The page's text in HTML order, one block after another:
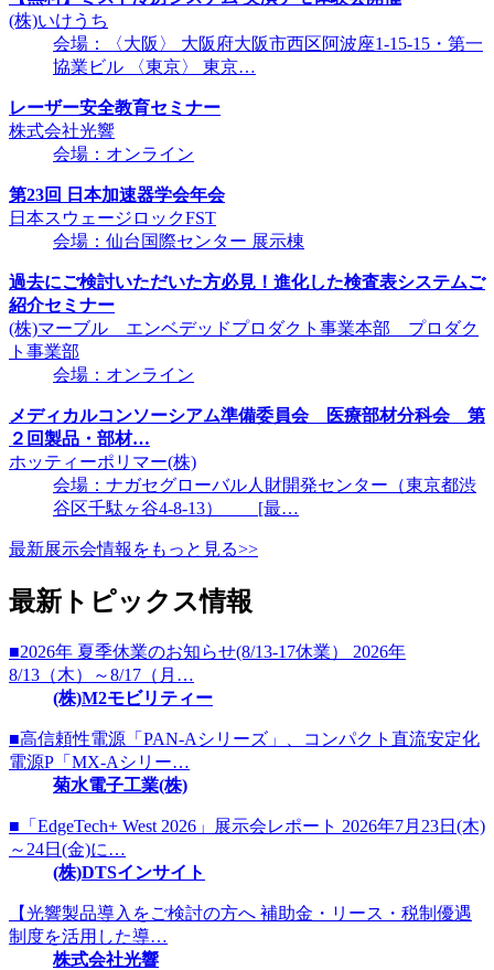
(株)いけうち
会場：〈大阪〉 大阪府大阪市西区阿波座1-15-15・第一
協業ビル 〈東京〉 東京…
レーザー安全教育セミナー
株式会社光響
会場：オンライン
第23回 日本加速器学会年会
日本スウェージロックFST
会場：仙台国際センター 展示棟
過去にご検討いただいた方必見！進化した検査表システムご
紹介セミナー
(株)マーブル エンベデッドプロダクト事業本部 プロダク
ト事業部
会場：オンライン
メディカルコンソーシアム準備委員会 医療部材分科会 第
２回製品・部材…
ホッティーポリマー(株)
会場：ナガセグローバル人財開発センター（東京都渋
谷区千駄ヶ谷4-8-13） [最…
最新展示会情報をもっと見る>>
最新トピックス情報
■2026年 夏季休業のお知らせ(8/13-17休業） 2026年
8/13（木）～8/17（月…
(株)M2モビリティー
■高信頼性電源「PAN-Aシリーズ」、コンパクト直流安定化
電源P「MX-Aシリー…
菊水電子工業(株)
■「EdgeTech+ West 2026」展示会レポート 2026年7月23日(木)
～24日(金)に…
(株)DTSインサイト
【光響製品導入をご検討の方へ 補助金・リース・税制優遇
制度を活用した導…
株式会社光響